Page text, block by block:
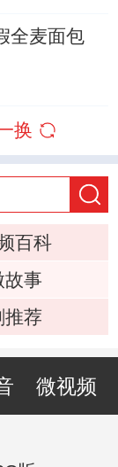
全麦面包
换
百科
故事
推荐
微视频